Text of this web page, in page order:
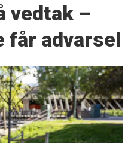
vedtak –
får advarsel